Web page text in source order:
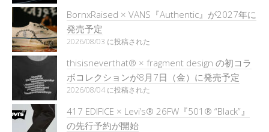
BornxRaised × VANS『Authentic』が2027年に
発売予定
2026/08/03 に投稿された
thisisneverthat® × fragment design の初コラ
ボコレクションが8月7日（金）に発売予定
2026/08/04 に投稿された
417 EDIFICE × Levi’s® 26FW『501®︎ “Black”』
の先行予約が開始